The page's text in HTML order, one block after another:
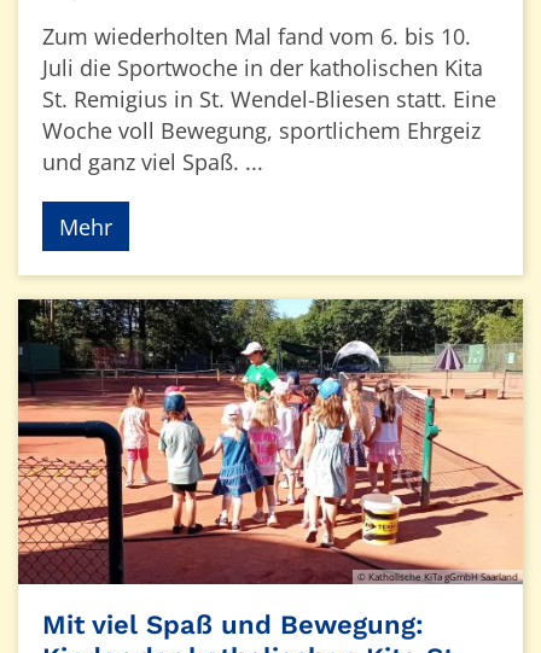
Zum wiederholten Mal fand vom 6. bis 10.
Juli die Sportwoche in der katholischen Kita
St. Remigius in St. Wendel-Bliesen statt. Eine
Woche voll Bewegung, sportlichem Ehrgeiz
und ganz viel Spaß. ...
Mehr
© Katholische KiTa gGmbH Saarland
Mit viel Spaß und Bewegung: